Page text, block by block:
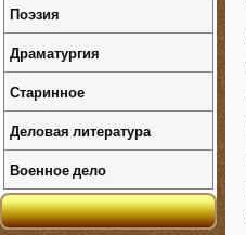
Поэзия
Драматургия
Старинное
Деловая литература
Военное дело